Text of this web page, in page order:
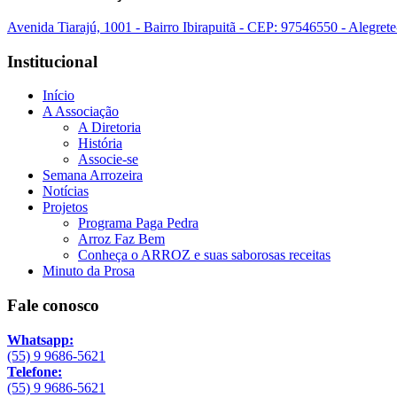
Avenida Tiarajú, 1001 - Bairro Ibirapuitã - CEP: 97546550 -
Institucional
Início
A Associação
A Diretoria
História
Associe-se
Semana Arrozeira
Notícias
Projetos
Programa Paga Pedra
Arroz Faz Bem
Conheça o ARROZ e suas saborosas receitas
Minuto da Prosa
Fale conosco
Whatsapp:
(55) 9 9686-5621
Telefone:
(55) 9 9686-5621